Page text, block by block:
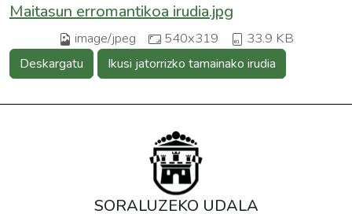
Maitasun erromantikoa irudia.jpg
image/jpeg 540x319 33.9 KB
Deskargatu Ikusi jatorrizko tamainako irudia
SORALUZEKO UDALA